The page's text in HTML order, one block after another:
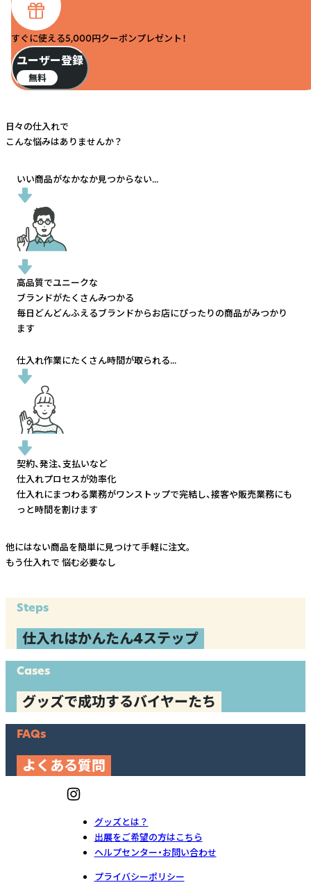
すぐに使える5,000円クーポンプレゼント！
ユーザー登録
無料
日々の仕入れで
こんな悩みはありませんか？
いい商品がなかなか見つからない...
高品質でユニークな
ブランドがたくさんみつかる
毎日どんどんふえるブランドからお店にぴったりの商品がみつかり
ます
仕入れ作業にたくさん時間が取られる...
契約、発注、支払いなど
仕入れプロセスが効率化
仕入れにまつわる業務がワンストップで完結し、接客や販売業務にも
っと時間を割けます
他にはない商品を簡単に見つけて手軽に注文。
もう仕入れで 悩む必要なし
Steps
仕入れはかんたん4ステップ
Cases
グッズで成功するバイヤーたち
FAQs
よくある質問
グッズとは？
出展をご希望の方はこちら
ヘルプセンター・お問い合わせ
プライバシーポリシー